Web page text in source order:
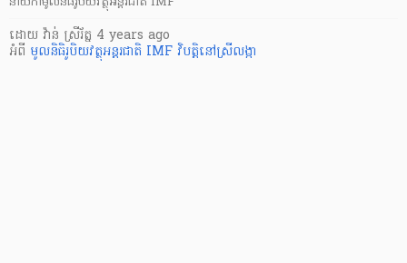
ដោយ វ៉ាន់ ស្រីរ័ត្ន 4 years ago
អំពី មូលនិធិរូបិយវត្ថុអន្តរជាតិ IMF វិបត្តិនៅស្រីលង្កា